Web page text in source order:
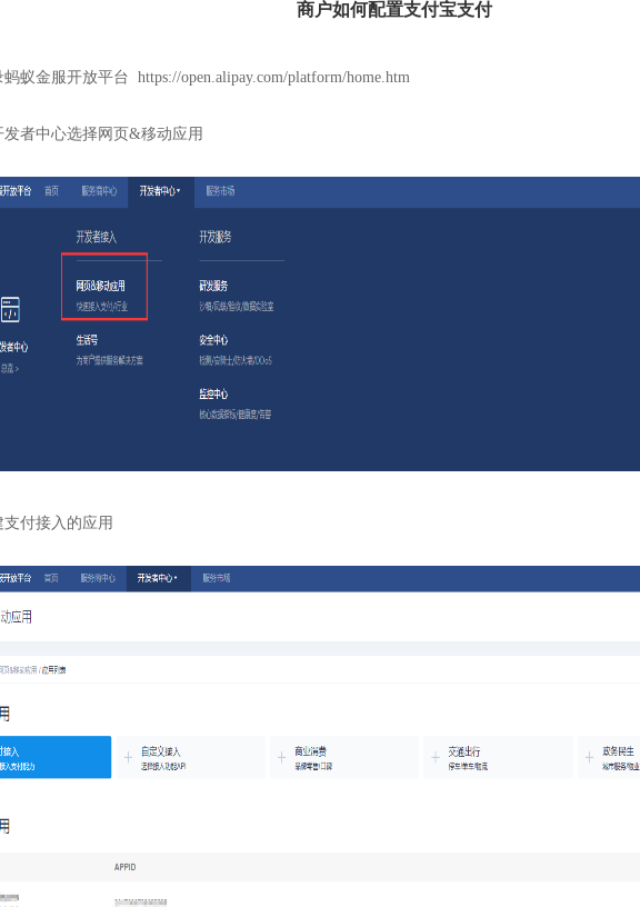
商户如何配置支付宝支付
蚁金服开放平台 https://open.alipay.com/platform/home.htm
发者中心选择网页&移动应用
支付接入的应用